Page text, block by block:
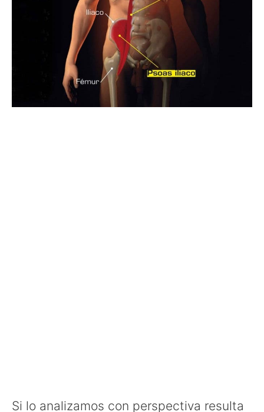
Si lo analizamos con perspectiva resulta